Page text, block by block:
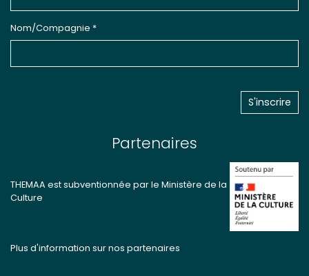
Nom/Compagnie *
Partenaires
THEMAA est subventionnée par le Ministère de la
Culture
Plus d'information sur nos partenaires